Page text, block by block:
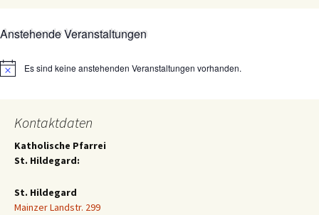
Anstehende Veranstaltungen
HinweisEs sind keine anstehenden Veranstaltungen vorhanden.
Kontaktdaten
Katholische Pfarrei
St. Hildegard:
St. Hildegard
Mainzer Landstr. 299